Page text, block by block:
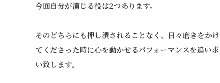
今回自分が演じる役は2つあります。
そのどちらにも押し潰されることなく、日々磨きをか
てくださった時に心を動かせるパフォーマンスを追い
い致します。